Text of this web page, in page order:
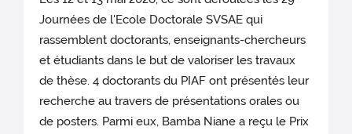
Journées de l'Ecole Doctorale SVSAE qui
rassemblent doctorants, enseignants-chercheurs
et étudiants dans le but de valoriser les travaux
de thèse. 4 doctorants du PIAF ont présentés leur
recherche au travers de présentations orales ou
de posters. Parmi eux, Bamba Niane a reçu le Prix